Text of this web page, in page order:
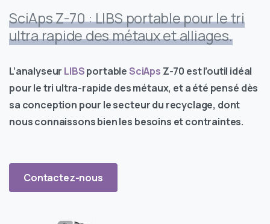
SciAps Z-70 : LIBS portable pour le tri
ultra rapide des métaux et alliages.
L’analyseur LIBSportableSciAps Z-70 est l’outil idéal
pour le tri ultra-rapide des métaux, et a été pensé dès
sa conception pour le secteur du recyclage, dont
nous connaissons bien les besoins et contraintes.
Contactez-nous